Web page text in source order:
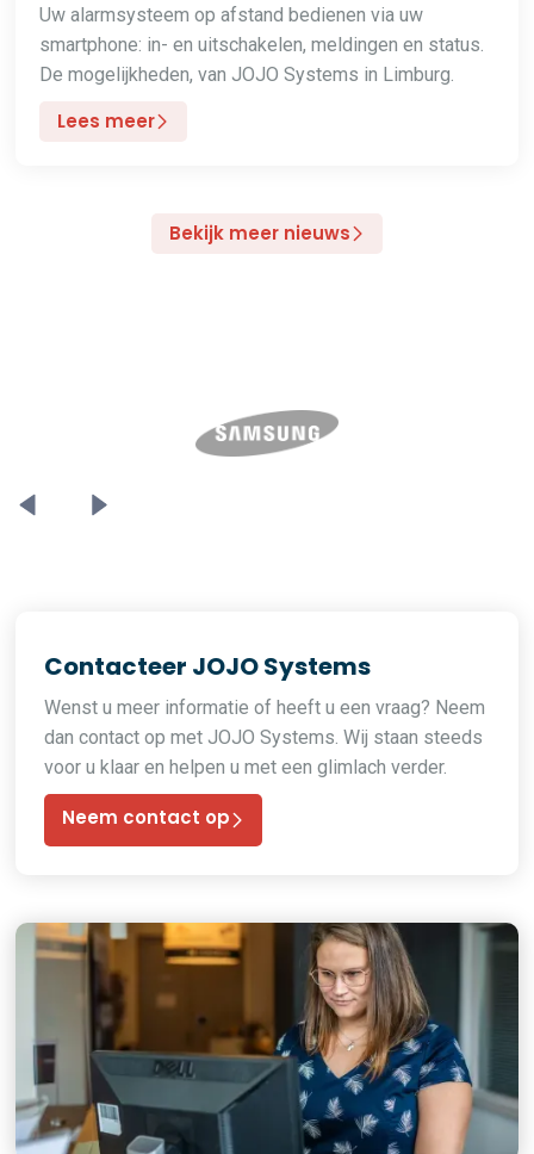
Uw alarmsysteem op afstand bedienen via uw
smartphone: in- en uitschakelen, meldingen en status.
De mogelijkheden, van JOJO Systems in Limburg.
Lees meer
Bekijk meer nieuws
Contacteer JOJO Systems
Wenst u meer informatie of heeft u een vraag? Neem
dan contact op met JOJO Systems. Wij staan steeds
voor u klaar en helpen u met een glimlach verder.
Neem contact op